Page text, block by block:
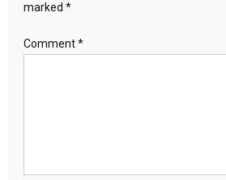
marked *
Comment*